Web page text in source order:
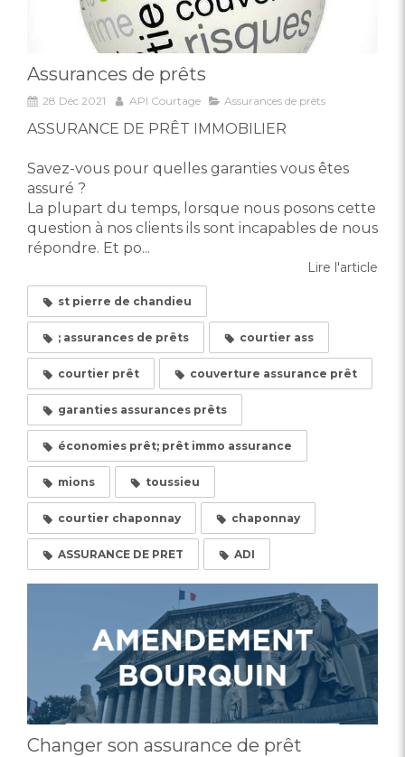
Assurances de prêts
28 Déc 2021 API Courtage Assurances de prêts
ASSURANCE DE PRÊT IMMOBILIER
Savez-vous pour quelles garanties vous êtes
assuré ?
La plupart du temps, lorsque nous posons cette
question à nos clients ils sont incapables de nous
répondre. Et po...
Lire l'article
st pierre de chandieu
; assurances de prêts courtier ass
courtier prêt couverture assurance prêt
garanties assurances prêts
économies prêt; prêt immo assurance
mions toussieu
courtier chaponnay chaponnay
ASSURANCE DE PRET ADI
Changer son assurance de prêt